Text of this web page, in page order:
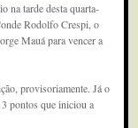
na tarde desta quarta-
Rodolfo Crespi, o
Mauá para vencer a
provisoriamente. Já o
pontos que iniciou a